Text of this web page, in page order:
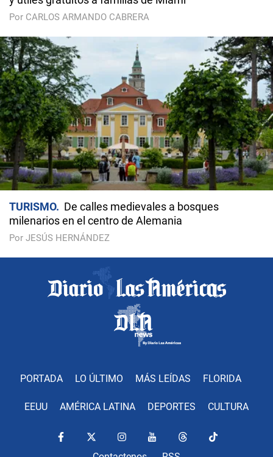
Por CARLOS ARMANDO CABRERA
TURISMO
De calles medievales a bosques
milenarios en el centro de Alemania
Por JESÚS HERNÁNDEZ
PORTADA LO ÚLTIMO MÁS LEÍDAS FLORIDA
EEUU AMÉRICA LATINA DEPORTES CULTURA